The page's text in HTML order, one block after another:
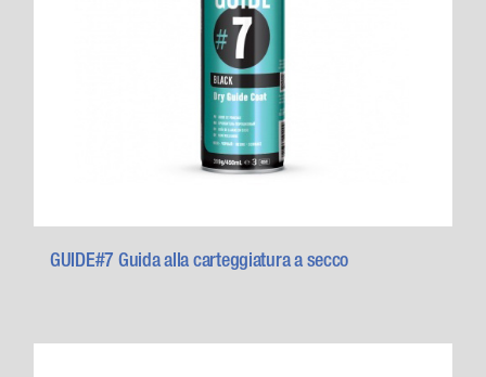
GUIDE#7 Guida alla carteggiatura a secco